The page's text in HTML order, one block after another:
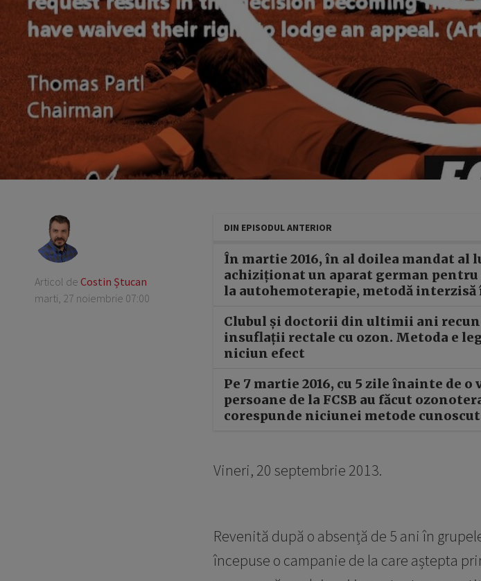
Articol de Costin Ștucan
marti, 27 noiembrie 07:00
DIN EPISODUL ANTERIOR
În martie 2016, în al doilea mandat al
achiziționat un aparat german
la autohemoterapie, metodă interzisă
Clubul și doctorii din ultimii ani
insuflații rectale cu ozon. Metoda e
niciun efect
Pe 7 martie 2016, cu 5 zile înainte de
persoane de la FCSB au făcut
corespunde niciunei metode
Vineri, 20 septembrie 2013.
Revenită după o absență de 5 ani în
începuse o campanie de la care aștepta